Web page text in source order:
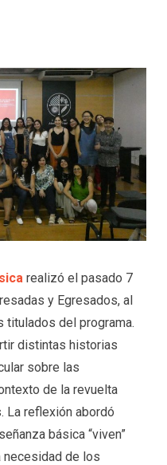
realizó el pasado 7
y Egresados, al
del programa.
distintas historias
sobre las
de la revuelta
La reflexión abordó
básica “viven”
de los